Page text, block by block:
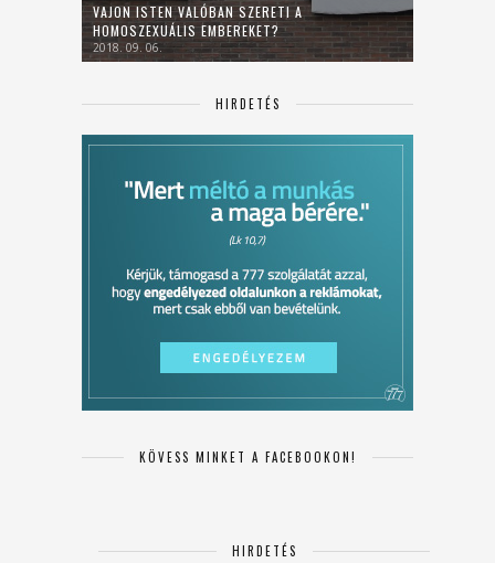
VAJON ISTEN VALÓBAN SZERETI A
HOMOSZEXUÁLIS EMBEREKET?
2018. 09. 06.
HIRDETÉS
KÖVESS MINKET A FACEBOOKON!
HIRDETÉS